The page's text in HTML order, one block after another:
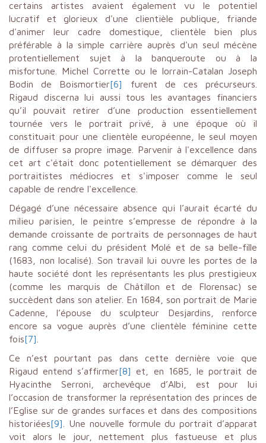
certains artistes avaient également vu le potentiel
lucratif et glorieux d'une clientièle publique, friande
d'animer leur cadre domestique, clientèle bien plus
préférable à la simple carrière auprès d'un seul mécène
protentiellement sujet à la banqueroute ou à la
misfortune. Michel Corrette ou le lorrain-Catalan Joseph
Bodin de Boismortier[6]
furent de ces précurseurs.
Rigaud discerna lui aussi tous les avantages financiers
qu’il pouvait retirer d’une production essentiellement
tournée vers le portrait privé, à une époque où il
constituait pour une clientèle européenne, le seul moyen
de diffuser sa propre image. Parvenir à l'excellence dans
cet art c'était donc potentiellement se démarquer des
portraitistes médiocres et s'imposer comme le seul
capable de rendre l'excellence.
Dégagé d’une nécessaire absence qui l’aurait écarté du
milieu parisien, le peintre s’empresse de répondre à la
demande croissante de portraits de personnages de haut
rang comme celui du président Molé et de sa belle-fille
(1683, non localisé). Son travail lui ouvre les portes de la
haute société dont les représentants les plus prestigieux
(comme les marquis de Châtillon et de Florensac) se
succèdent dans son atelier. En 1684, son portrait de Marie
Cadenne, l’épouse du sculpteur Desjardins, renforce
encore sa vogue auprès d’une clientèle féminine cette
fois[7]
Ce n’est pourtant pas dans cette dernière voie que
Rigaud entend s’affirmer[8]
et, en 1685, le portrait de
Hyacinthe Serroni, archevêque d’Albi, est pour lui
l’occasion de transformer la représentation des princes de
l’Eglise sur de grandes surfaces et dans des compositions
historiées[9]
. Une nouvelle formule du portrait d’apparat
voit alors le jour, nettement plus fastueuse et plus